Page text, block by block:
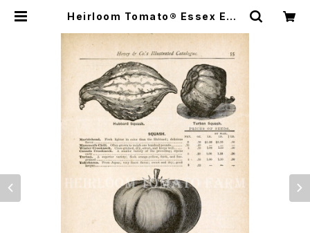
Heirloom Tomato® Essex Earl
ックス・アーリー・スムース | Heirlo
om Tomato Farm